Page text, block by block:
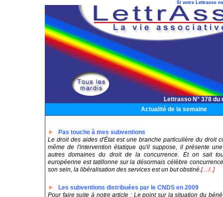
Si votre Lettrasso
Lettrasso N° 378
Actualité de la semaine
►
Pas touche à mes subventions
Le droit des aides d'État est une branche particulière du droit
même de l'intervention étatique qu'il suppose, il présente
autres domaines du droit de la concurrence. Et on sait
européenne est tatillonne sur la désormais célèbre
son sein, la libéralisation des services est un but obstiné.[..../..]
►
Les subventions distribuées par le CNDS en 2009
Pour faire suite à notre article : Le point sur la situation du